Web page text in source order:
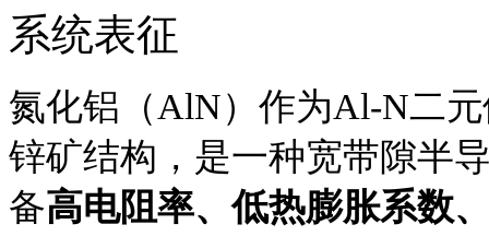
系统表征
氮化铝（AlN）作为Al-N二
锌矿结构，是一种宽带隙半
备高电阻率、低热膨胀系数